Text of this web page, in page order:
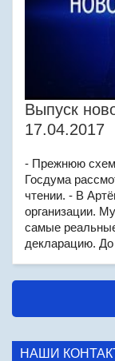
Выпуск
17.04.2017
- Прежнюю
Госдума
чтении. - В
организации.
самые
декларацию. До
НАШИ